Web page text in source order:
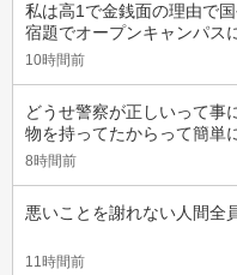
私は高1で金銭面の理由で
宿題でオープンキャンパス
10時間前
どうせ警察が正しいって事
物を持ってたからって簡単
8時間前
悪いことを謝れない人間全
11時間前